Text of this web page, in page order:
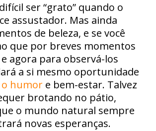
ser “grato” quando o
assustador. Mas ainda
de beleza, e se você
que por breves momentos
agora para observá-los
a si mesmo oportunidade
humor e bem-estar. Talvez
brotando no pátio,
o mundo natural sempre
novas esperanças.